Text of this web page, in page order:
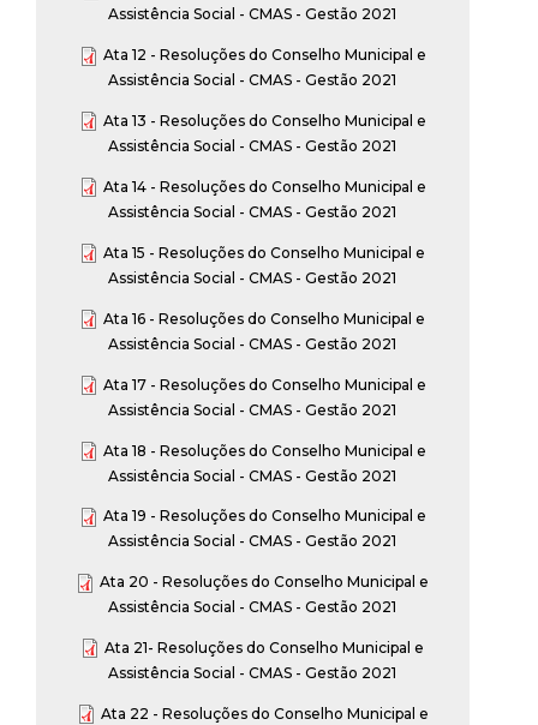
Assistência Social - CMAS - Gestão 2021
Ata 12 - Resoluções do Conselho Municipal e
Assistência Social - CMAS - Gestão 2021
Ata 13 - Resoluções do Conselho Municipal e
Assistência Social - CMAS - Gestão 2021
Ata 14 - Resoluções do Conselho Municipal e
Assistência Social - CMAS - Gestão 2021
Ata 15 - Resoluções do Conselho Municipal e
Assistência Social - CMAS - Gestão 2021
Ata 16 - Resoluções do Conselho Municipal e
Assistência Social - CMAS - Gestão 2021
Ata 17 - Resoluções do Conselho Municipal e
Assistência Social - CMAS - Gestão 2021
Ata 18 - Resoluções do Conselho Municipal e
Assistência Social - CMAS - Gestão 2021
Ata 19 - Resoluções do Conselho Municipal e
Assistência Social - CMAS - Gestão 2021
Ata 20 - Resoluções do Conselho Municipal e
Assistência Social - CMAS - Gestão 2021
Ata 21- Resoluções do Conselho Municipal e
Assistência Social - CMAS - Gestão 2021
Ata 22 - Resoluções do Conselho Municipal e